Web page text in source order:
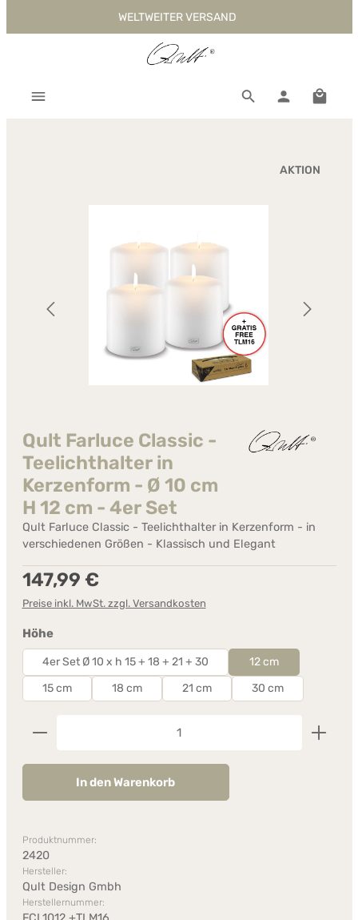
Zum Hauptinhalt springenWELTWEITER VERSAND
AKTION
Qult Farluce Classic -
Teelichthalter in
Kerzenform - Ø 10 cm
H 12 cm - 4er Set
Qult Farluce Classic - Teelichthalter in Kerzenform - in
verschiedenen Größen - Klassisch und Elegant
Regulärer Preis:
147,99 €
Preise inkl. MwSt. zzgl. Versandkosten
Höheauswählen
4er Set Ø 10 x h 15 + 18 + 21 + 30
12 cm
15 cm
18 cm 21 cm 30 cm
Produkt Anzahl: Gib den gewünschten Wert ein
In den Warenkorb
Produktnummer:
2420
Hersteller:
Qult Design Gmbh
Herstellernummer: